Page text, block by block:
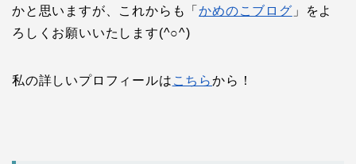
かと思いますが、これからも「かめのこブログ 」をよ
ろしくお願いいたします(^○^)
私の詳しいプロフィールは こちらから！